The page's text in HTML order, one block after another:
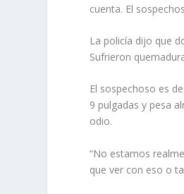
cuenta. El
La policía dijo que
Sufrieron
El sospechoso es
9 pulgadas y pesa
odio.
“No estamos
que ver con eso o